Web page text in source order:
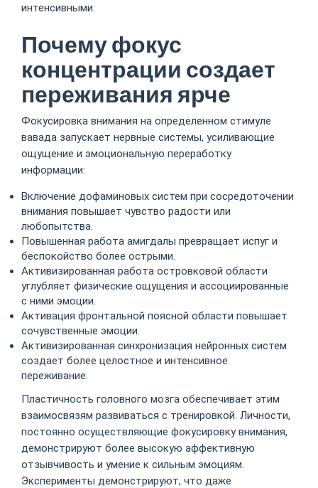
интенсивными.
Почему фокус
концентрации создает
переживания ярче
Фокусировка внимания на определенном стимуле
вавада запускает нервные системы, усиливающие
ощущение и эмоциональную переработку
информации:
Включение дофаминовых систем при сосредоточении
внимания повышает чувство радости или
любопытства.
Повышенная работа амигдалы превращает испуг и
беспокойство более острыми.
Активизированная работа островковой области
углубляет физические ощущения и ассоциированные
с ними эмоции.
Активация фронтальной поясной области повышает
сочувственные эмоции.
Активизированная синхронизация нейронных систем
создает более целостное и интенсивное
переживание.
Пластичность головного мозга обеспечивает этим
взаимосвязям развиваться с тренировкой. Личности,
постоянно осуществляющие фокусировку внимания,
демонстрируют более высокую аффективную
отзывчивость и умение к сильным эмоциям.
Эксперименты демонстрируют, что даже